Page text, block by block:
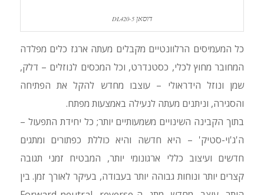
דוסאןDL420-5
כל המעמיסים הרלוונטיים מקבלים מעתה ארגז כלים מפלדה
המחובר מחוץ לכלי, כסטנדרט, וכל המכסים לנוזלים – דלק,
שמן ונוזל הידראולי – עוצבו מחדש להקל את הפתיחה
והסגירה, וניתנים מעתה לנעילה באמצעות מפתח.
בתוך הקבינה השינויים משמעותיים יותר; כל יחידת התפעול –
ה'ג'וי-סטיק' – היא חדשה והיא כוללת כפתורים ומתגים
חדשים ועיצוב כללי ארגונומי יותר, המבטיח זמני תגובה
קצרים יותר ונוחות גבוהה יותר בעבודה, בעיקר לאורך זמן. בין